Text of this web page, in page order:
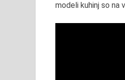
modeli kuhinj so na